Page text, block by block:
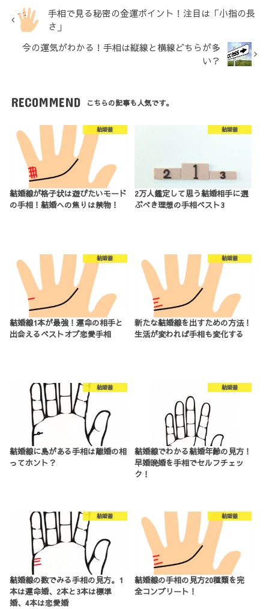
手相で見る秘密の金運ポイント！注目は「小指の長
さ」
今の運気がわかる！手相は縦線と横線どちらが多
い？
RECOMMEND こちらの記事も人気です。
結婚線
結婚線が格子状は遊びたいモード
の手相！結婚への焦りは禁物！
結婚線
2万人鑑定して思う結婚相手に選
ぶべき理想の手相ベスト3
結婚線
結婚線1本が最強！運命の相手と
出会えるベストオブ恋愛手相
結婚線
新たな結婚線を出すための方法！
生活が変われば手相も変化する
結婚線
結婚線に島がある手相は離婚の相
ってホント？
結婚線
結婚線でわかる結婚年齢の見方！
早婚晩婚を手相でセルフチェッ
ク！
結婚線
結婚線の数でみる手相の見方。1
本は運命婚、2本と3本は標準
婚、4本は恋愛婚
結婚線
結婚線の手相の見方20種類を完
全コンプリート！